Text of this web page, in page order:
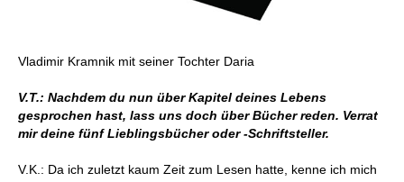
Vladimir Kramnik mit seiner Tochter Daria
V.T.: Nachdem du nun über Kapitel deines Lebens
gesprochen hast, lass uns doch über Bücher reden. Verrat
mir deine fünf Lieblingsbücher oder -Schriftsteller.
V.K.: Da ich zuletzt kaum Zeit zum Lesen hatte, kenne ich mich